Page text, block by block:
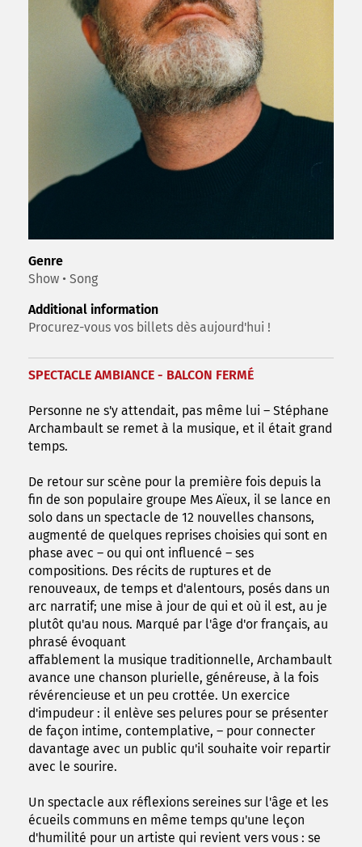
Genre
Show • Song
Additional information
Procurez-vous vos billets dès aujourd'hui !
SPECTACLE AMBIANCE - BALCON FERMÉ
Personne ne s'y attendait, pas même lui – Stéphane
Archambault se remet à la musique, et il était grand
temps.
De retour sur scène pour la première fois depuis la
fin de son populaire groupe Mes Aïeux, il se lance en
solo dans un spectacle de 12 nouvelles chansons,
augmenté de quelques reprises choisies qui sont en
phase avec – ou qui ont influencé – ses
compositions. Des récits de ruptures et de
renouveaux, de temps et d'alentours, posés dans un
arc narratif; une mise à jour de qui et où il est, au je
plutôt qu'au nous. Marqué par l'âge d'or français, au
phrasé évoquant
affablement la musique traditionnelle, Archambault
avance une chanson plurielle, généreuse, à la fois
révérencieuse et un peu crottée. Un exercice
d'impudeur : il enlève ses pelures pour se présenter
de façon intime, contemplative, – pour connecter
davantage avec un public qu'il souhaite voir repartir
avec le sourire.
Un spectacle aux réflexions sereines sur l'âge et les
écueils communs en même temps qu'une leçon
d'humilité pour un artiste qui revient vers vous : se